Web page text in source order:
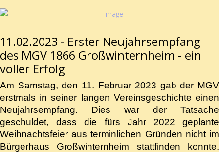
11.02.2023 - Erster Neujahrsempfang
des MGV 1866 Großwinternheim - ein
voller Erfolg
Am Samstag, den 11. Februar 2023 gab der MGV
erstmals in seiner langen Vereinsgeschichte einen
Neujahrsempfang. Dies war der Tatsache
geschuldet, dass die fürs Jahr 2022 geplante
Weihnachtsfeier aus terminlichen Gründen nicht im
Bürgerhaus Großwinternheim stattfinden konnte.